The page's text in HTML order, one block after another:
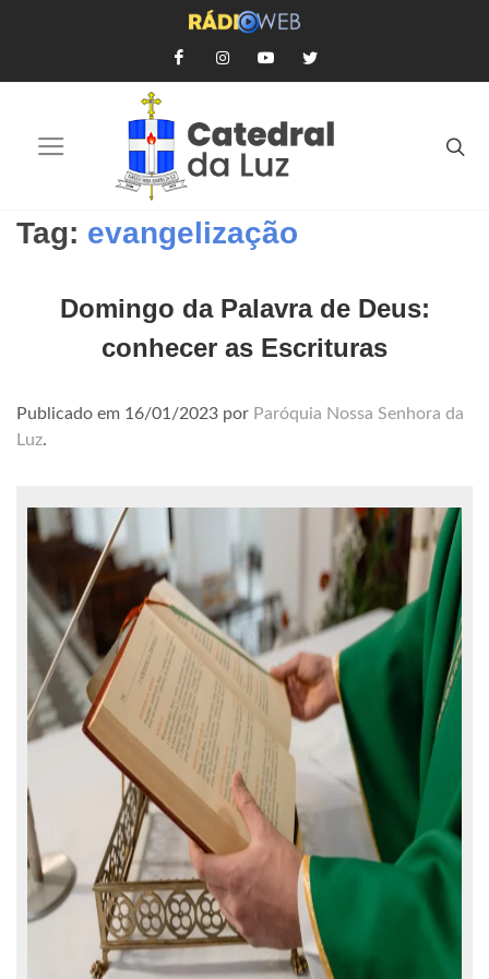
Tag: evangelização
Domingo da Palavra de Deus:
conhecer as Escrituras
Publicado em 16/01/2023 por Paróquia Nossa Senhora da
Luz.